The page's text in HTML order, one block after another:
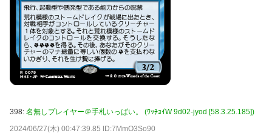
398: 名無しプレイヤー＠手札いっぱい。 (ﾜｯﾁｮｲW 9d02-jyod [58.3.25.185])
2024/06/27(木) 00:47:39.85 ID:7MmO3So90